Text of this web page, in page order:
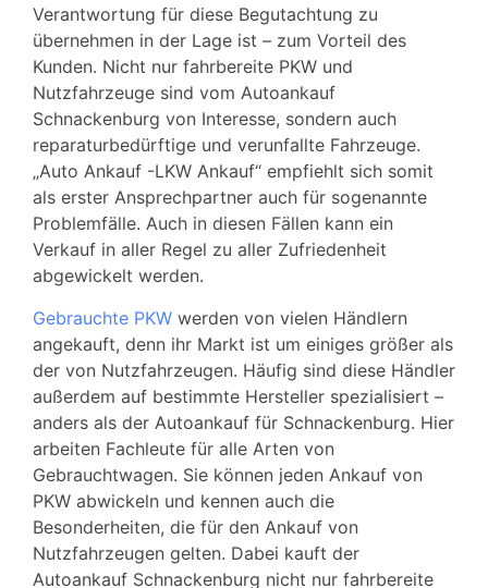
Verantwortung für diese Begutachtung zu
übernehmen in der Lage ist – zum Vorteil des
Kunden. Nicht nur fahrbereite PKW und
Nutzfahrzeuge sind vom Autoankauf
Schnackenburg von Interesse, sondern auch
reparaturbedürftige und verunfallte Fahrzeuge.
„Auto Ankauf -LKW Ankauf“ empfiehlt sich somit
als erster Ansprechpartner auch für sogenannte
Problemfälle. Auch in diesen Fällen kann ein
Verkauf in aller Regel zu aller Zufriedenheit
abgewickelt werden.
Gebrauchte PKW werden von vielen Händlern
angekauft, denn ihr Markt ist um einiges größer als
der von Nutzfahrzeugen. Häufig sind diese Händler
außerdem auf bestimmte Hersteller spezialisiert –
anders als der Autoankauf für Schnackenburg. Hier
arbeiten Fachleute für alle Arten von
Gebrauchtwagen. Sie können jeden Ankauf von
PKW abwickeln und kennen auch die
Besonderheiten, die für den Ankauf von
Nutzfahrzeugen gelten. Dabei kauft der
Autoankauf Schnackenburg nicht nur fahrbereite